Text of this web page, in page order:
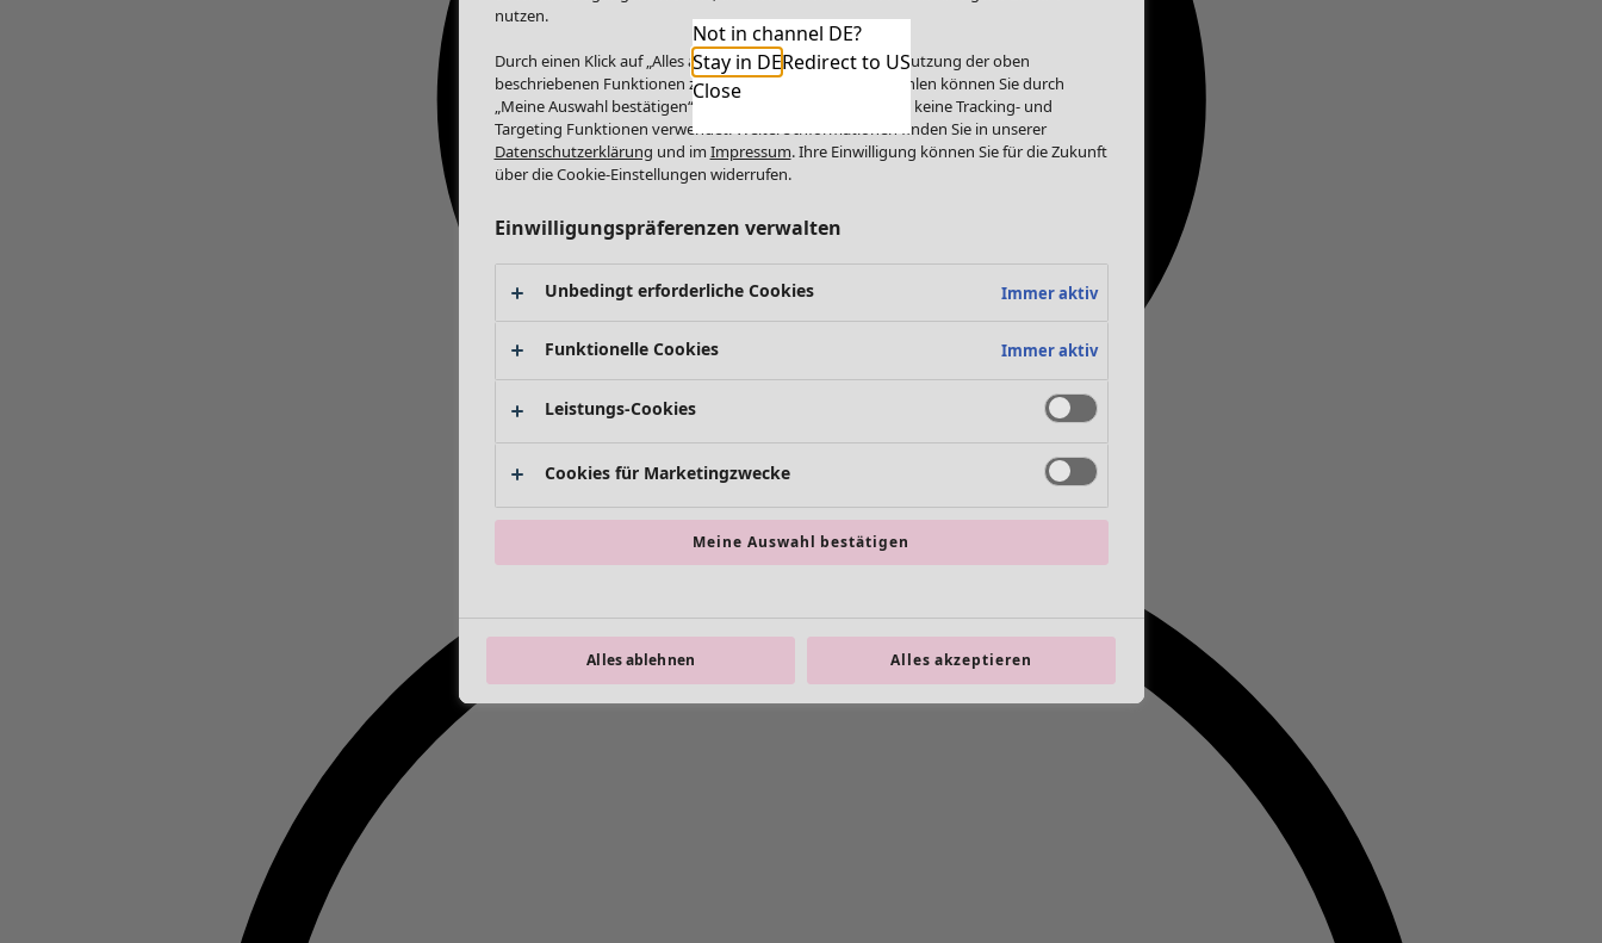
Not in channel DE?
Stay in DERedirect to US
Close
nutzen.
Durch einen Klick auf „Alles akzeptieren“ stimmen Sie der Nutzung der oben
beschriebenen Funktionen zu. Einzelne Funktionen auswählen können Sie durch
„Meine Auswahl bestätigen“. Über „Alles ablehnen“ werden keine Tracking- und
Targeting Funktionen verwendet. Weitere Informationen finden Sie in unserer
Datenschutzerklärung und im Impressum. Ihre Einwilligung können Sie für die Zukunft
über die Cookie-Einstellungen widerrufen.
Einwilligungspräferenzen verwalten
Unbedingt erforderliche Cookies Immer aktiv
Funktionelle Cookies Immer aktiv
Leistungs-Cookies
Cookies für Marketingzwecke
Meine Auswahl bestätigen
Alles ablehnen Alles akzeptieren